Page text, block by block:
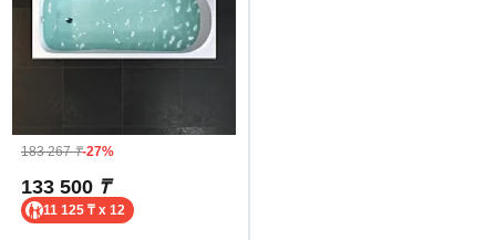
183 267₸-27%
133 500 ₸
11 125 ₸ x 12